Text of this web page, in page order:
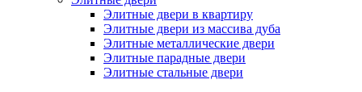
Элитные двери в квартиру
Элитные двери из массива дуба
Элитные металлические двери
Элитные парадные двери
Элитные стальные двери